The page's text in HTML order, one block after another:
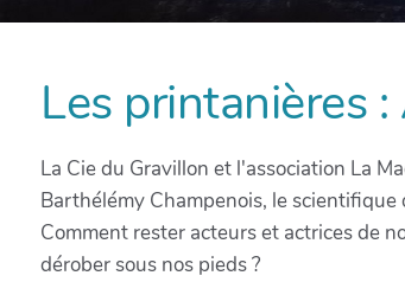
Les printanières
La Cie du Gravillon et l'association La
Barthélémy Champenois, le
Comment rester acteurs et actrices de
dérober sous nos pieds ?